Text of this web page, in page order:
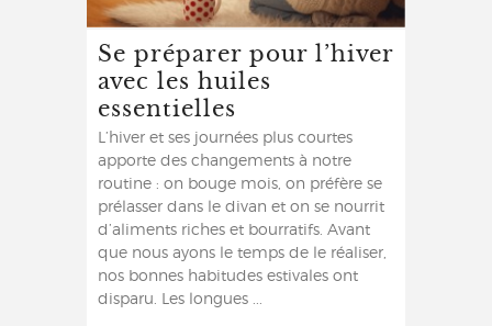
Se préparer pour l’hiver
avec les huiles
essentielles
L’hiver et ses journées plus courtes
apporte des changements à notre
routine : on bouge mois, on préfère se
prélasser dans le divan et on se nourrit
d’aliments riches et bourratifs. Avant
que nous ayons le temps de le réaliser,
nos bonnes habitudes estivales ont
disparu. Les longues ...